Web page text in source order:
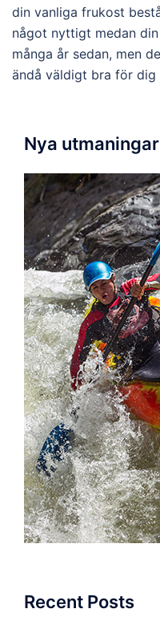
din vanliga frukost
något nyttigt medan
många år sedan, men
ändå väldigt bra för dig
Nya
Recent Posts